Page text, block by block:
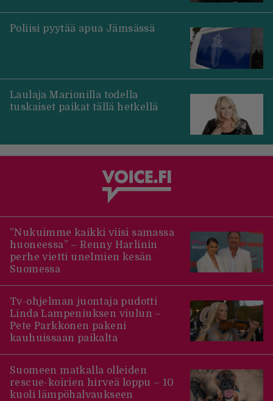
Poliisi pyytää apua Jämsässä
Laulaja Marionilla todella
tuskaiset paikat tällä hetkellä
”Nukuimme kaikki viisi samassa
huoneessa” – Renny Harlinin
perhe vietti unelmien kesän
Suomessa
Tv-ohjelman juontaja pudotti
Linda Lampeniuksen viulun –
Pete Parkkonen pakeni
kauhuissaan paikalta
Suomeen matkalla olleiden
rescue-koirien hirveä loppu – 10
kuoli lämpöhalvaukseen